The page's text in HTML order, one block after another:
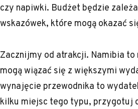
czy napiwki. Budżet będzie
wskazówek, które mogą okazać
Zacznijmy od atrakcji. Namibia
mogą wiązać się z większymi
wynajęcie przewodnika to
kilku miejsc tego typu, przygotuj